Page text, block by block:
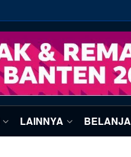
LAINNYA BELANJA